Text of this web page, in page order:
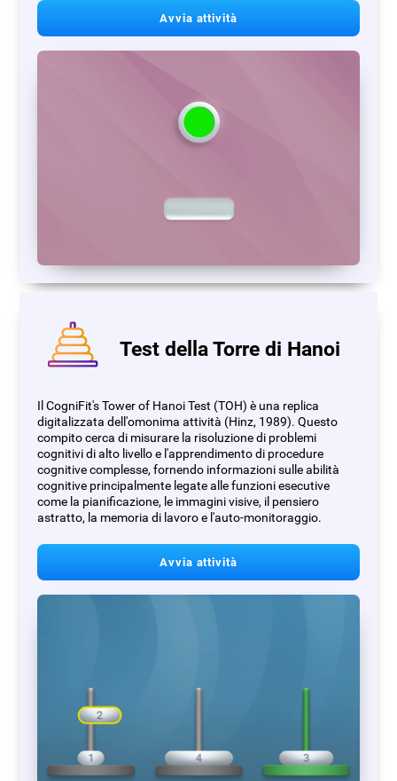
Avvia attività
Test della Torre di Hanoi
Il CogniFit's Tower of Hanoi Test (TOH) è una replica
digitalizzata dell'omonima attività (Hinz, 1989). Questo
compito cerca di misurare la risoluzione di problemi
cognitivi di alto livello e l'apprendimento di procedure
cognitive complesse, fornendo informazioni sulle abilità
cognitive principalmente legate alle funzioni esecutive
come la pianificazione, le immagini visive, il pensiero
astratto, la memoria di lavoro e l'auto-monitoraggio.
Avvia attività